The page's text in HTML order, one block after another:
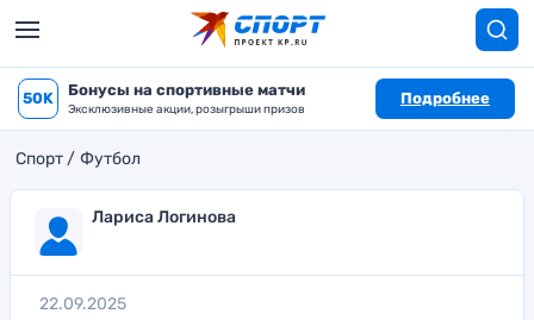
50K Бонусы на спортивные матчи
Эксклюзивные акции, розыгрыши призов
Подробнее
Спорт Футбол
Лариса Логинова
22.09.2025